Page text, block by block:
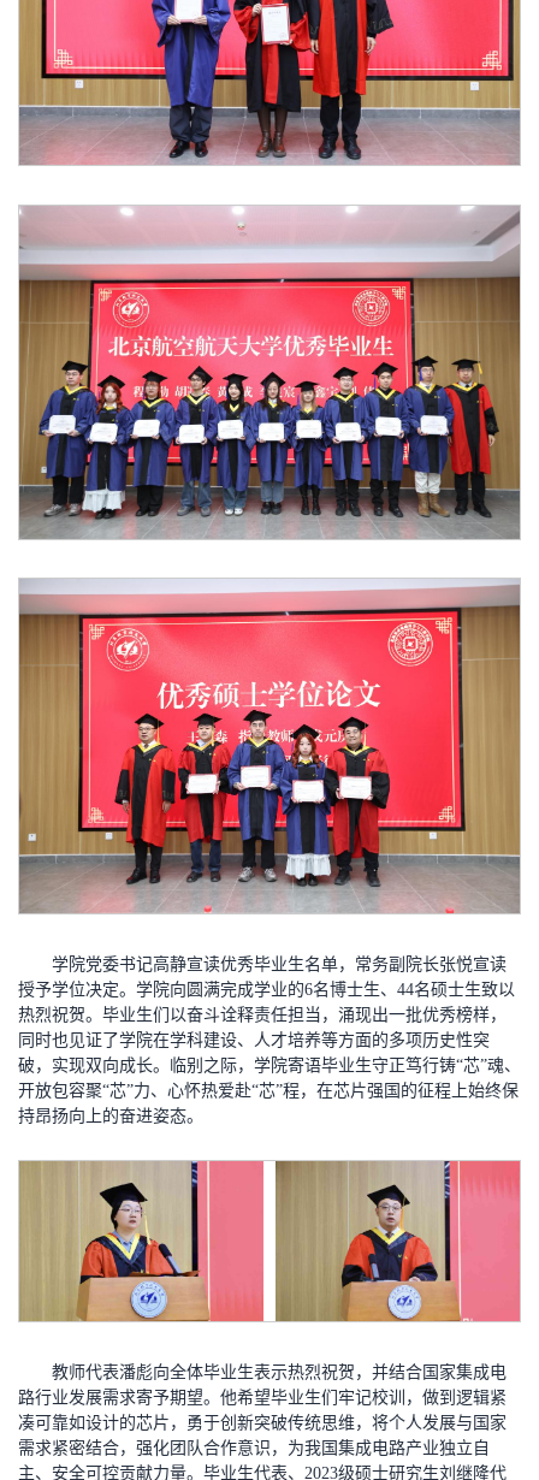
学院党委书记高静宣读优秀毕业生名单，常务副院长张悦宣读
授予学位决定。学院向圆满完成学业的6名博士生、44名硕士生致以
热烈祝贺。毕业生们以奋斗诠释责任担当，涌现出一批优秀榜样，
同时也见证了学院在学科建设、人才培养等方面的多项历史性突
破，实现双向成长。临别之际，学院寄语毕业生守正笃行铸“芯”魂、
开放包容聚“芯”力、心怀热爱赴“芯”程，在芯片强国的征程上始终保
持昂扬向上的奋进姿态。
教师代表潘彪向全体毕业生表示热烈祝贺，并结合国家集成电
路行业发展需求寄予期望。他希望毕业生们牢记校训，做到逻辑紧
凑可靠如设计的芯片，勇于创新突破传统思维，将个人发展与国家
需求紧密结合，强化团队合作意识，为我国集成电路产业独立自
主、安全可控贡献力量。毕业生代表、2023级硕士研究生刘继隆代